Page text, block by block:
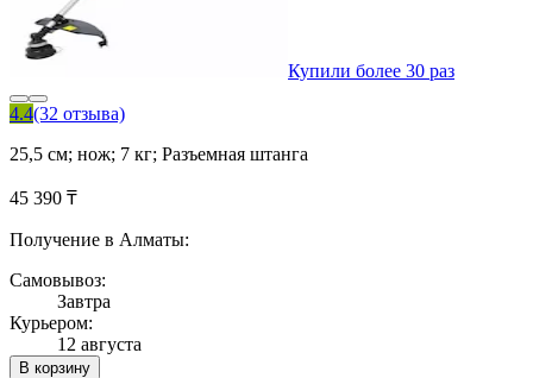
Купили более 30 раз
4.4(32 отзыва)
25,5 см; нож; 7 кг; Разъемная штанга
45 390 ₸
Получение в Алматы:
Самовывоз:
Завтра
Курьером:
12 августа
В корзину